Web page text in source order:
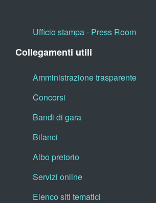
Ufficio stampa - Press Room
Collegamenti utili
Amministrazione trasparente
Concorsi
Bandi di gara
Bilanci
Albo pretorio
Servizi online
Elenco siti tematici